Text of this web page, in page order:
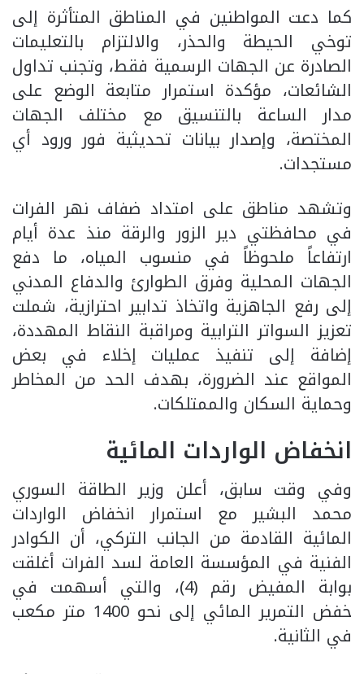
كما دعت المواطنين في المناطق المتأثرة إلى
توخي الحيطة والحذر، والالتزام بالتعليمات
الصادرة عن الجهات الرسمية فقط، وتجنب تداول
الشائعات، مؤكدة استمرار متابعة الوضع على
مدار الساعة بالتنسيق مع مختلف الجهات
المختصة، وإصدار بيانات تحديثية فور ورود أي
مستجدات.
وتشهد مناطق على امتداد ضفاف نهر الفرات
في محافظتي دير الزور والرقة منذ عدة أيام
ارتفاعاً ملحوظاً في منسوب المياه، ما دفع
الجهات المحلية وفرق الطوارئ والدفاع المدني
إلى رفع الجاهزية واتخاذ تدابير احترازية، شملت
تعزيز السواتر الترابية ومراقبة النقاط المهددة،
إضافة إلى تنفيذ عمليات إخلاء في بعض
المواقع عند الضرورة، بهدف الحد من المخاطر
وحماية السكان والممتلكات.
انخفاض الواردات المائية
وفي وقت سابق، أعلن وزير الطاقة السوري
محمد البشير مع استمرار انخفاض الواردات
المائية القادمة من الجانب التركي، أن الكوادر
الفنية في المؤسسة العامة لسد الفرات أغلقت
بوابة المفيض رقم (4)، والتي أسهمت في
خفض التمرير المائي إلى نحو 1400 متر مكعب
في الثانية.